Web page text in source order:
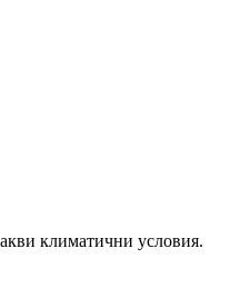
климатични условия.